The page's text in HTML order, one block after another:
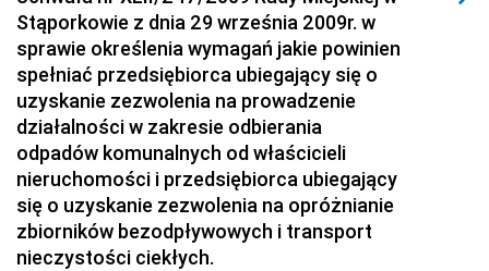
Przemysłu Maszynowego
Dziennik Urzędowy Ministerstwa Zdrowia i Opieki
Społecznej
Dziennik Urzędowy Ministerstwa Rolnictwa, Leśnictwa
i Gospodarki Żywnościowej
Dziennik Urzędowy Ministra Spraw Wewnętrznych
Dziennik Urzędowy Ministra Transportu, Budownictwa
i Gospodarki Morskiej
Stąporkowie z dnia 29 września 2009r. w
sprawie określenia wymagań jakie powinien
spełniać przedsiębiorca ubiegający się o
uzyskanie zezwolenia na prowadzenie
działalności w zakresie odbierania
odpadów komunalnych od właścicieli
nieruchomości i przedsiębiorca ubiegający
się o uzyskanie zezwolenia na opróżnianie
zbiorników bezodpływowych i transport
nieczystości ciekłych.